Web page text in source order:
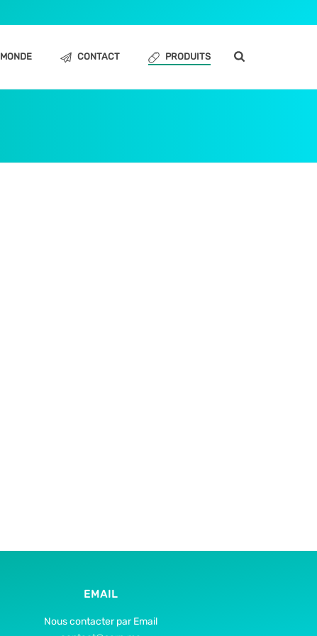
MONDE CONTACT PRODUITS
EMAIL
Nous contacter par Email